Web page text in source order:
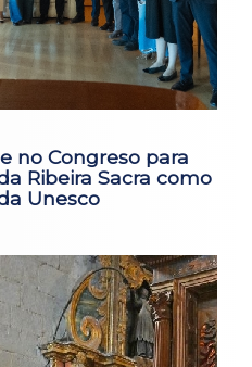
no Congreso para
Ribeira Sacra como
Unesco